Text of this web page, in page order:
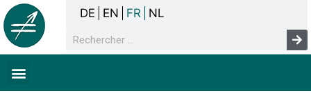
DE EN FR NL